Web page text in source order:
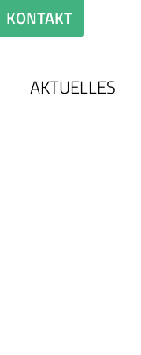
AKTUELLES
KONTAKT